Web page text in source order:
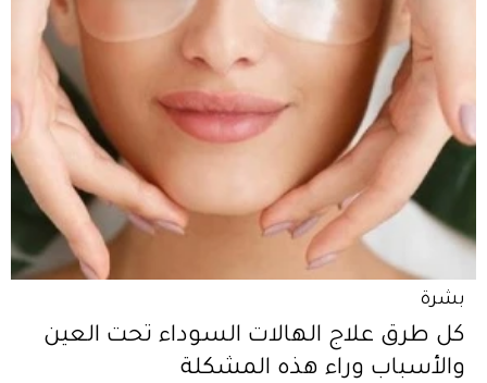
بشرة
كل طرق علاج الهالات السوداء تحت العين
والأسباب وراء هذه المشكلة